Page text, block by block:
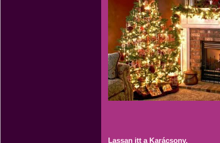
Lassan itt a Karácsony,